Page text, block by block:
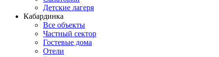
Детские лагеря
Кабардинка
Все объекты
Частный сектор
Гостевые дома
Отели